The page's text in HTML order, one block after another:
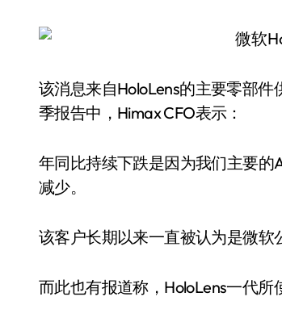
该消息来自HoloLens的主要零部
季报告中，Himax CFO表示：
年同比持续下跌是因为我们主要的
减少。
该客户长期以来一直被认为是微软
而此也有报道称，HoloLens一代所